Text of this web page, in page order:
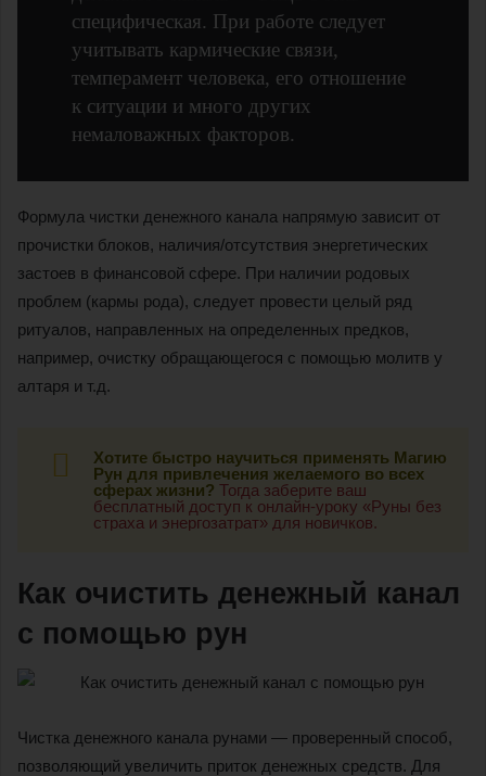
специфическая. При работе следует
учитывать кармические связи,
темперамент человека, его отношение
к ситуации и много других
немаловажных факторов.
Формула чистки денежного канала напрямую зависит от
прочистки блоков, наличия/отсутствия энергетических
застоев в финансовой сфере. При наличии родовых
проблем (кармы рода), следует провести целый ряд
ритуалов, направленных на определенных предков,
например, очистку обращающегося с помощью молитв у
алтаря и т.д.
Хотите быстро научиться применять Магию
Рун для привлечения желаемого во всех
сферах жизни? Тогда заберите ваш
бесплатный доступ к онлайн-уроку «Руны без
страха и энергозатрат» для новичков.
Как очистить денежный канал
с помощью рун
Чистка денежного канала рунами — проверенный способ,
позволяющий увеличить приток денежных средств. Для